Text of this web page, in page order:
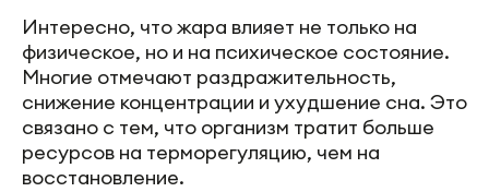
Интересно, что жара влияет не только на
физическое, но и на психическое состояние.
Многие отмечают раздражительность,
снижение концентрации и ухудшение сна. Это
связано с тем, что организм тратит больше
ресурсов на терморегуляцию, чем на
восстановление.